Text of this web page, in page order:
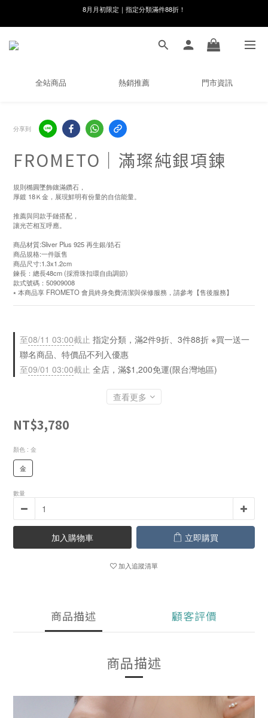
8月月初限定｜指定分類滿件88折！
線在，好事發生｜祈願新品 第2件享9折
🌸新會員限定🌸註冊送$100購物金
全站商品 熱銷推薦 門市資訊
分享到
FROMETO｜滿璨純銀項鍊
規則橢圓墜飾鑲滿鑽石，
厚鍍 18Ｋ金，展現鮮明有份量的自信能量。
推薦與同款手鏈搭配，
讓光芒相互呼應。
商品材質:Sliver Plus 925 再生銀/鋯石
商品規格:一件販售
商品尺寸:1.3x1.2cm
鍊長：總長48cm (採滑珠扣環自由調節)
款式號碼：50909008
⭑ 本商品享 FROMETO 會員終身免費清潔與保修服務，請參考【售後服務】
至08/11 03:00截止 指定分類，滿2件9折、3件88折 ※買一送一
聯名商品、特價品不列入優惠
至09/01 03:00截止 全店，滿$1,200免運(限台灣地區)
查看更多
NT$3,780
顏色 : 金
金
數量
加入購物車 立即購買
加入追蹤清單
商品描述 顧客評價
商品描述